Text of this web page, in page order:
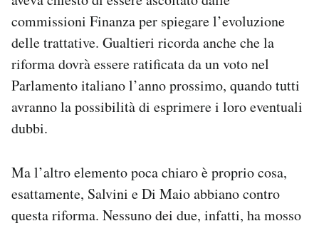
commissioni Finanza per spiegare l’evoluzione
delle trattative. Gualtieri ricorda anche che la
riforma dovrà essere ratificata da un voto nel
Parlamento italiano l’anno prossimo, quando tutti
avranno la possibilità di esprimere i loro eventuali
dubbi.
Ma l’altro elemento poca chiaro è proprio cosa,
esattamente, Salvini e Di Maio abbiano contro
questa riforma. Nessuno dei due, infatti, ha mosso